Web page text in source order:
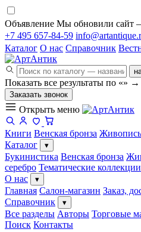
Объявление Мы обновили сайт —
+7 495 657-84-59
Каталог О нас Справочник
Показать все результаты по «» →
Заказать звонок
Открыть меню
Книги Венская бронза Живопись
Каталог
▾
Букинистика Венская бронза
серебро Тематические коллекции
О нас
▾
Главная Салон-магазин Заказ,
Справочник
▾
Все разделы Авторы Торговые
Поиск Контакты